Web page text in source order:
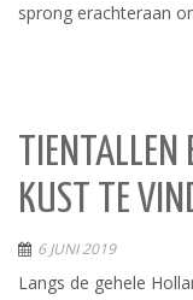
sprong erachteraan
KUST TE
6 JUNI 2019
Langs de gehele